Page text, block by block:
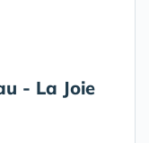
- La Joie